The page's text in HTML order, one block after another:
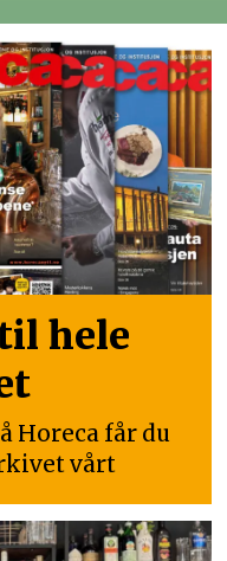
hele
Horeca får du
vårt